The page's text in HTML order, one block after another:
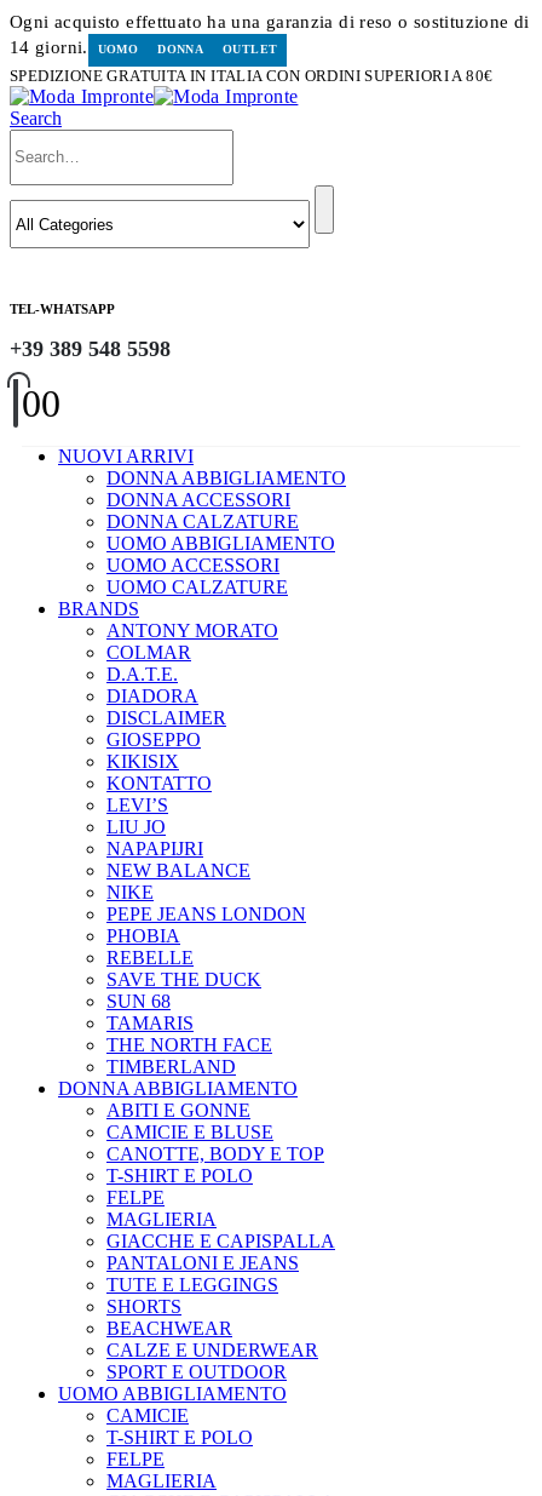
Ogni acquisto effettuato ha una garanzia di reso o sostituzione di
14 giorni.
UOMO DONNA OUTLET
SPEDIZIONE GRATUITA IN ITALIA CON ORDINI SUPERIORI A 80€
Search
TEL-WHATSAPP
+39 389 548 5598
00
NUOVI ARRIVI
DONNA ABBIGLIAMENTO
DONNA ACCESSORI
DONNA CALZATURE
UOMO ABBIGLIAMENTO
UOMO ACCESSORI
UOMO CALZATURE
BRANDS
ANTONY MORATO
COLMAR
D.A.T.E.
DIADORA
DISCLAIMER
GIOSEPPO
KIKISIX
KONTATTO
LEVI’S
LIU JO
NAPAPIJRI
NEW BALANCE
NIKE
PEPE JEANS LONDON
PHOBIA
REBELLE
SAVE THE DUCK
SUN 68
TAMARIS
THE NORTH FACE
TIMBERLAND
DONNA ABBIGLIAMENTO
ABITI E GONNE
CAMICIE E BLUSE
CANOTTE, BODY E TOP
T-SHIRT E POLO
FELPE
MAGLIERIA
GIACCHE E CAPISPALLA
PANTALONI E JEANS
TUTE E LEGGINGS
SHORTS
BEACHWEAR
CALZE E UNDERWEAR
SPORT E OUTDOOR
UOMO ABBIGLIAMENTO
CAMICIE
T-SHIRT E POLO
FELPE
MAGLIERIA